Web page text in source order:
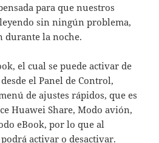
para que nuestros
sin ningún problema,
durante la noche.
el cual se puede activar de
el Panel de Control,
de ajustes rápidos, que es
Huawei Share, Modo avión,
eBook, por lo que al
activar o desactivar.